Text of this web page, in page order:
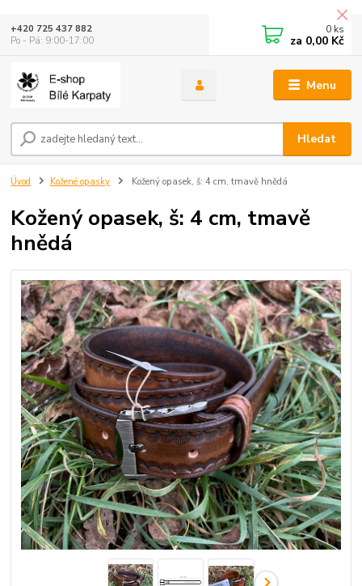
Menu
Hledat
+420 725 437 882
Po - Pá: 9:00-17:00
0 ks
za 0,00 Kč
Úvod Kožené opasky Kožený opasek, š: 4 cm, tmavě hnědá
Kožený opasek, š: 4 cm, tmavě
hnědá